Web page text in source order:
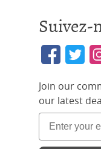
Suivez-
Join our
our latest